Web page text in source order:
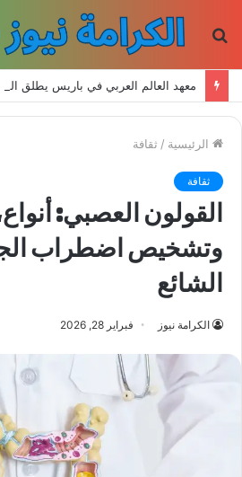
الرئيسية / ثقافة
ثقافة
القولون العصبي:
وتشخيص اضطراب
الشائع
الكرامة نيوز فبراير 28, 2026